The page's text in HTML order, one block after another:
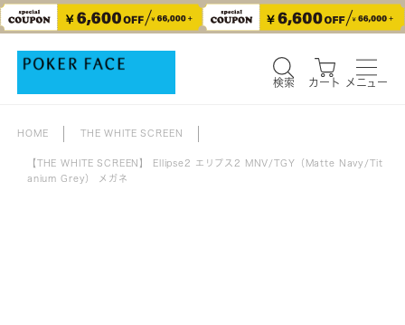
検索 カート メニュー
HOME THE WHITE SCREEN
【THE WHITE SCREEN】 Ellipse2 エリプス2 MNV/TGY（Matte Navy/Tit
anium Grey） メガネ